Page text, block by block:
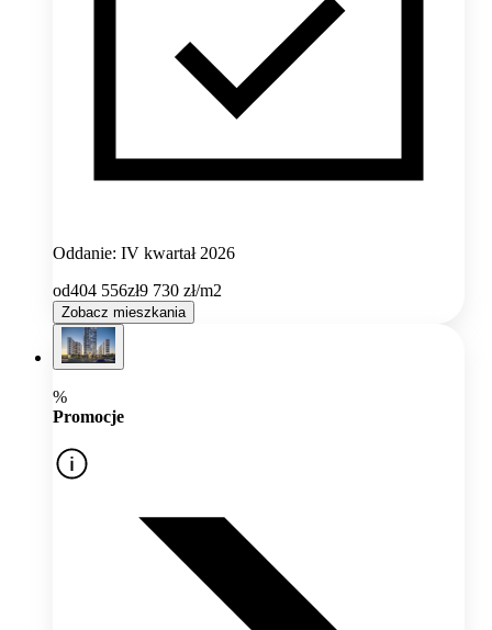
Oddanie: IV kwartał 2026
od404 556zł9 730 zł/m2
Zobacz mieszkania
%
Promocje